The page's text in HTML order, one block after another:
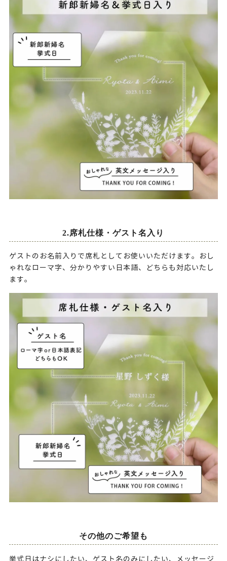
2.席札仕様・ゲスト名入り
ゲストのお名前入りで席札としてお使いいただけます。おし
ゃれなローマ字、分かりやすい日本語、どちらも対応いたし
ます。
その他のご希望も
挙式日はナシにしたい、ゲスト名のみにしたい、メッセージ